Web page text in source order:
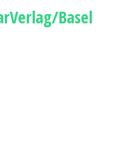
Basel